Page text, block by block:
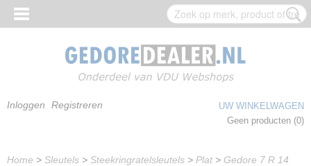
Inloggen Registreren
UW WINKELWAGEN
Geen producten (0)
Home > Sleutels > Steekringratelsleutels > Plat > Gedore 7 R 14